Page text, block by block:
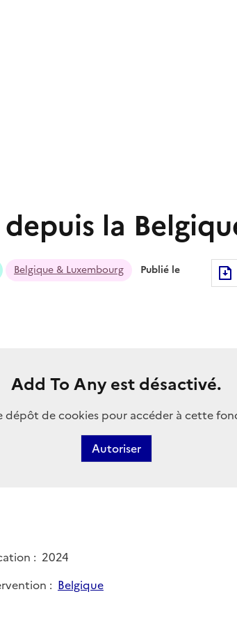
la
Belgique & Luxembourg
Publié le
Add To Any est désactivé.
dépôt de cookies pour accéder à cette
Autoriser
2024
Belgique